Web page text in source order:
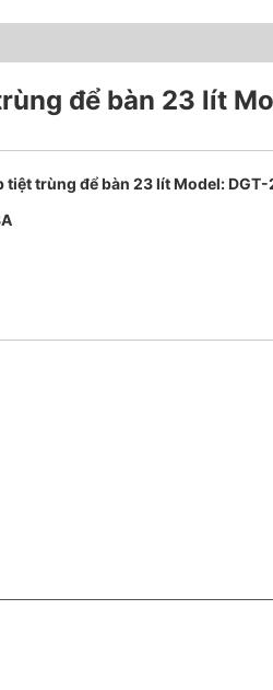
để bàn 23 lít
tiệt trùng để bàn 23 lít Model: DGT-